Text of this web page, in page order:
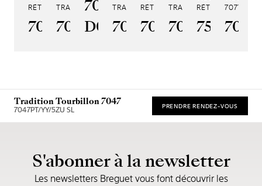
RÉTROGRADE 7097
7097BR/GB/3WU
TRADITION GMT 7067
7067PT/NM/5W601
7038BB/N9/7V6
D0
TRADITION 7037
7037PT/N9/5V6
RÉTROGRADE 7035
7035BH/H2/9V6
TRADITION
7047PT/1Y/
RÉTROGRADE
7077
Tradition Tourbillon 7047
7047PT/YY/5ZU SL PRENDRE RENDEZ-VOUS
S'abonner à la newsletter
Les newsletters Breguet vous font découvrir les